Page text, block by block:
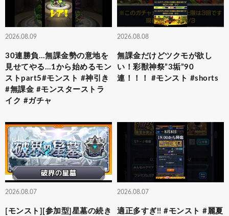
2026.08.09
30連勝負…無課金勢の意地を
見せてやる…1から始めるモン
ストpart5#モンスト #神引き
#無課金 #モンスターストラ
イク #ガチャ
2026.08.08
無課金だけどツクモが欲し
い！彩獣神祭”3垢”90
連！！！ #モンスト #shorts
2026.08.07
[モンスト][参加型]星墓の続き
2026.08.07
適正多すぎ!! #モンスト #麗夏